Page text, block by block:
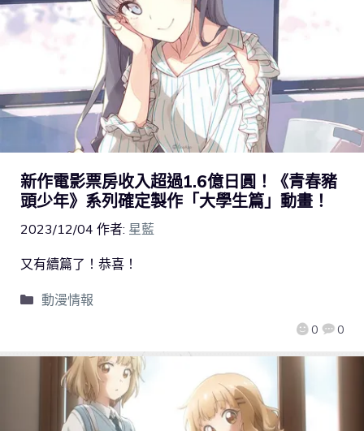
新作電影票房收入超過1.6億日圓！《青春豬
頭少年》系列確定製作「大學生篇」動畫！
2023/12/04 作者: 星藍
0 0
又有續篇了！恭喜！
動漫情報